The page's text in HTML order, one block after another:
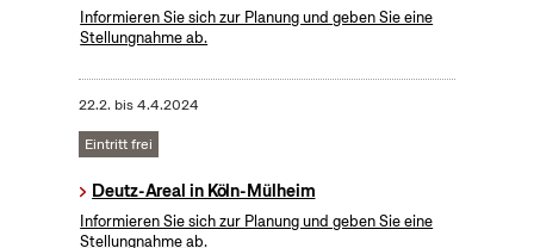
Informieren Sie sich zur Planung und geben Sie eine
Stellungnahme ab.
22.2. bis4.4.2024
Eintritt frei
Deutz-Areal in Köln-Mülheim
Informieren Sie sich zur Planung und geben Sie eine
Stellungnahme ab.